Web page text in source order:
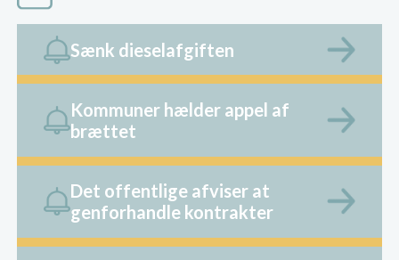
Sænk dieselafgiften
Kommuner hælder appel af
brættet
Det offentlige afviser at
genforhandle kontrakter